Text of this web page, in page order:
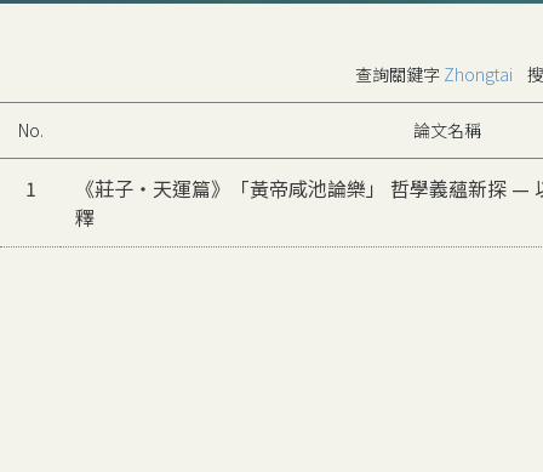
查詢關鍵字 Zhongtai
No. 論文名稱
1
《莊子‧天運篇》「黃帝咸池論樂」 哲學義蘊新探 —
釋